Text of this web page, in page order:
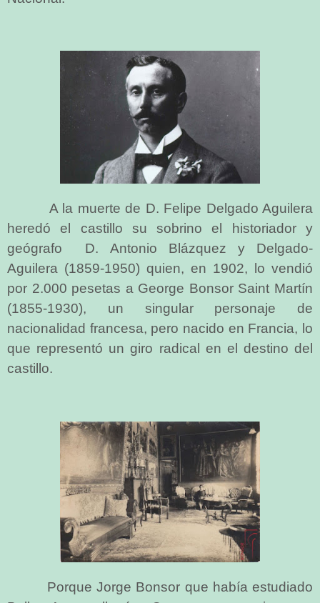
A la muerte de D. Felipe Delgado Aguilera
heredó el castillo su sobrino el historiador y
geógrafo D. Antonio Blázquez y Delgado-
Aguilera (1859-1950) quien, en 1902, lo vendió
por 2.000 pesetas a George Bonsor Saint Martín
(1855-1930), un singular personaje de
nacionalidad francesa, pero nacido en Francia, lo
que representó un giro radical en el destino del
castillo.
Porque Jorge Bonsor que había estudiado